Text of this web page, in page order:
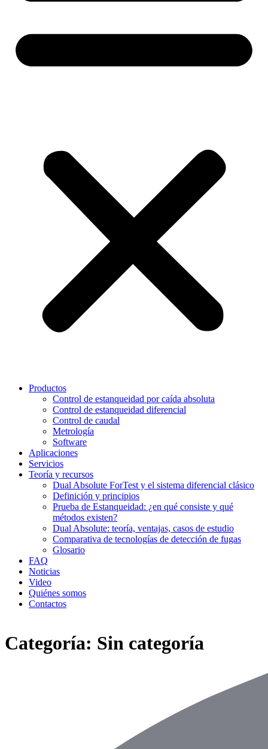
Productos
Control de estanqueidad por caída absoluta
Control de estanqueidad diferencial
Control de caudal
Metrología
Software
Aplicaciones
Servicios
Teoría y recursos
Dual Absolute ForTest y el sistema diferencial clásico
Definición y principios
Prueba de Estanqueidad: ¿en qué consiste y qué
métodos existen?
Dual Absolute: teoría, ventajas, casos de estudio
Comparativa de tecnologías de detección de fugas
Glosario
FAQ
Noticias
Video
Quiénes somos
Contactos
Categoría: Sin categoría